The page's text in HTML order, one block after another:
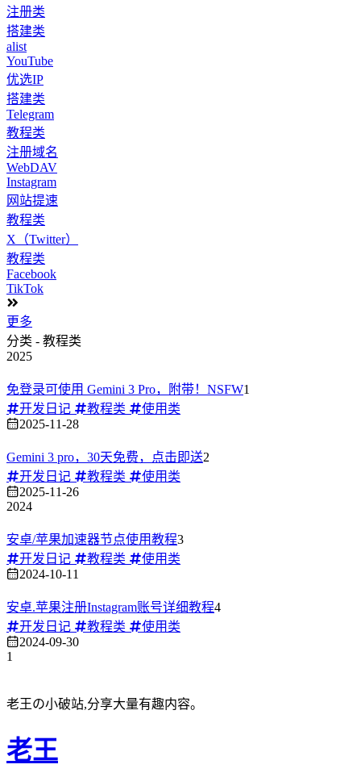
注册类
搭建类
alist
YouTube
优选IP
搭建类
Telegram
教程类
注册域名
WebDAV
Instagram
网站提速
教程类
X（Twitter）
教程类
Facebook
TikTok
更多
分类 - 教程类
2025
免登录可使用 Gemini 3 Pro，附带！NSFW1
开发日记
教程类
使用类
2025-11-28
Gemini 3 pro，30天免费，点击即送2
开发日记
教程类
使用类
2025-11-26
2024
安卓/苹果加速器节点使用教程3
开发日记
教程类
使用类
2024-10-11
安卓.苹果注册Instagram账号详细教程4
开发日记
教程类
使用类
2024-09-30
1
老王の小破站,分享大量有趣内容。
老王